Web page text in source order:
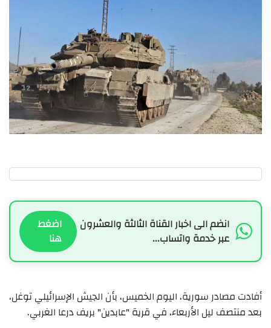
انضم الى اخبار القناة الثالثة والعشرون
عبر خدمة واتساب...
اضغط
هنا
أفادت مصادر سورية، اليوم الخميس، بأن الجيش الإسرائيلي توغل،
بعد منتصف ليل الأربعاء، في قرية "عابدين" بريف درعا الغربي.